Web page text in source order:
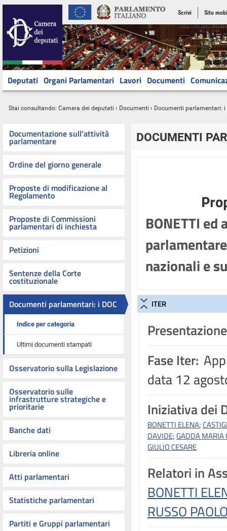
Scrivi Sito
Deputati Organi Parlamentari Lavori Documenti
Stai consultando: Camera dei deputati › Documenti › Documenti parlamentari: i
Documentazione sull'attività
parlamentare
Ordine del giorno generale
Proposte di modificazione al
Regolamento
Proposte di Commissioni
parlamentari di inchiesta
Petizioni
Sentenze della Corte
costituzionale
Documenti parlamentari: i DOC
Indice per categoria
Ultimi documenti stampati
Osservatorio sulla Legislazione
Osservatorio sulle
infrastrutture strategiche e
prioritarie
Banche dati
Libreria online
Atti parlamentari
Statistiche parlamentari
Partiti e Gruppi parlamentari
DOCUMENTI
BONETTI
nazionali e
ITER
Fase Iter:
data 12
Iniziativa dei
BONETTI ELENA;
DAVIDE;GADDA MARIA
GIULIO CESARE
Relatori in
BONETTI
RUSSO